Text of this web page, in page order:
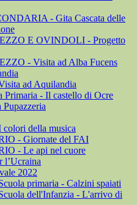
- Gita Cascata delle
E OVINDOLI - Progetto
- Visita ad Alba Fucens
ad Aquilandia
Primaria - Il castello di Ocre
della musica
- Giornate del FAI
- Le api nel cuore
l’Ucraina
2022
primaria - Calzini spaiati
dell'Infanzia - L'arrivo di